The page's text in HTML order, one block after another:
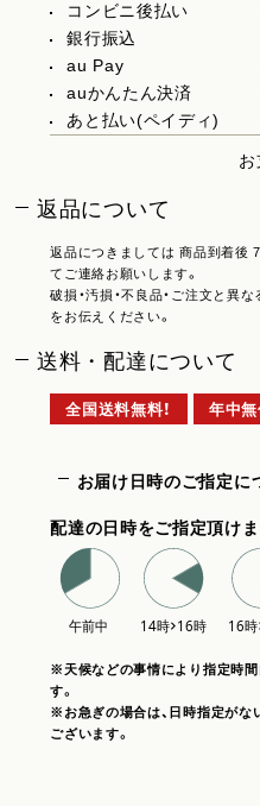
コンビニ後払い
銀行振込
au Pay
auかんたん決済
あと払い(ペイディ)
返品について
返品につきましては 商品到着後
てご連絡お願いします。
破損・汚損・不良品・ご注文と異
をお伝えください。
送料・配達について
全国送料無料！ 年中
お届け日時のご指定に
配達の日時をご指定頂けま
※天候などの事情により指定時
す。
※お急ぎの場合は、日時指定がな
ございます。